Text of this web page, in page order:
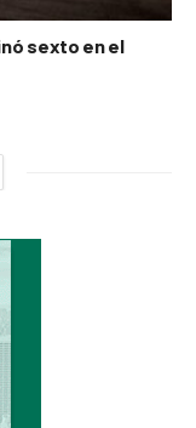
sexto en el